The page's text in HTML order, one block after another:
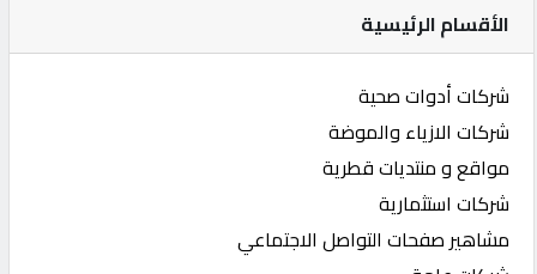
الأقسام الرئيسية
شركات أدوات صحية
شركات الازياء والموضة
مواقع و منتديات قطرية
شركات استثمارية
مشاهير صفحات التواصل الاجتماعي